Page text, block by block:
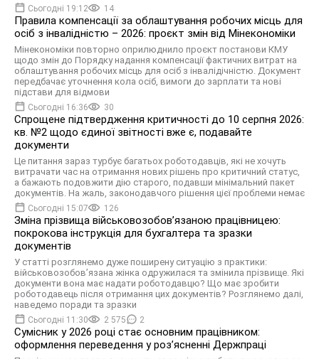
Сьогодні 19:12 14
Правила компенсації за облаштування робочих місць для
осіб з інвалідністю – 2026: проєкт змін від Мінекономіки
Мінекономіки повторно оприлюднило проєкт постанови КМУ
щодо змін до Порядку надання компенсації фактичних витрат на
облаштування робочих місць для осіб з інвалідічністю. Документ
передбачає уточнення кола осіб, вимоги до зарплати та нові
підстави для відмови
Сьогодні 16:36 30
Спрощене підтвердження критичності до 10 серпня 2026:
кв. №2 щодо єдиної звітності вже є, подавайте
документи
Це питання зараз турбує багатьох роботодавців, які не хочуть
витрачати час на отримання нових рішень про критичний статус,
а бажають подовжити дію старого, подавши мінімальний пакет
документів. На жаль, законодавчого рішення цієї проблеми немає
Сьогодні 15:07 126
Зміна прізвища військовозобов’язаною працівницею:
покрокова інструкція для бухгалтера та зразки
документів
У статті розглянемо дуже поширену ситуацію з практики:
військовозобов’язана жінка одружилася та змінила прізвище. Які
документи вона має надати роботодавцю? Що має зробити
роботодавець після отримання цих документів? Розглянемо далі,
наведемо поради та зразки
Сьогодні 11:30 2 575 2
Сумісник у 2026 році стає основним працівником:
оформлення переведення у розʼясненні Держпраці